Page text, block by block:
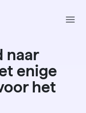
naar
enige
het